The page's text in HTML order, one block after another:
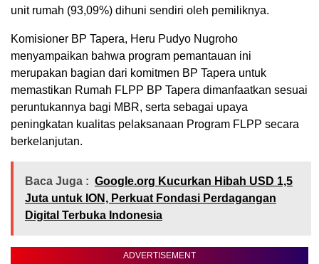
unit rumah (93,09%) dihuni sendiri oleh pemiliknya.
Komisioner BP Tapera, Heru Pudyo Nugroho
menyampaikan bahwa program pemantauan ini
merupakan bagian dari komitmen BP Tapera untuk
memastikan Rumah FLPP BP Tapera dimanfaatkan sesuai
peruntukannya bagi MBR, serta sebagai upaya
peningkatan kualitas pelaksanaan Program FLPP secara
berkelanjutan.
Baca Juga : Google.org Kucurkan Hibah USD 1,5
Juta untuk ION, Perkuat Fondasi Perdagangan
Digital Terbuka Indonesia
ADVERTISEMENT